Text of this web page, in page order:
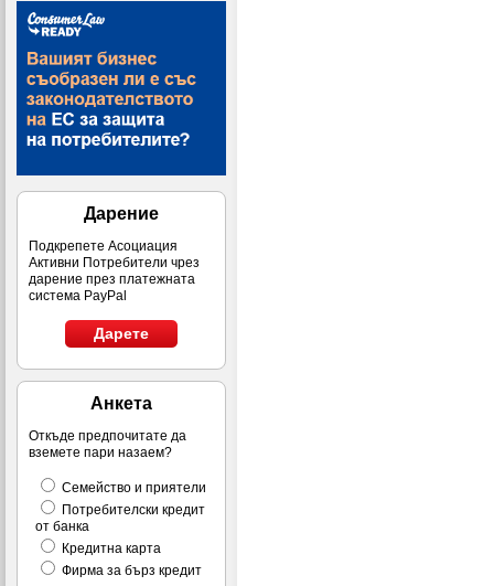
Дарение
Подкрепете Асоциация
Активни Потребители чрез
дарение през платежната
система PayPal
Дарете
Анкета
Откъде предпочитате да
вземете пари назаем?
Семейство и приятели
Потребителски кредит
от банка
Кредитна карта
Фирма за бърз кредит